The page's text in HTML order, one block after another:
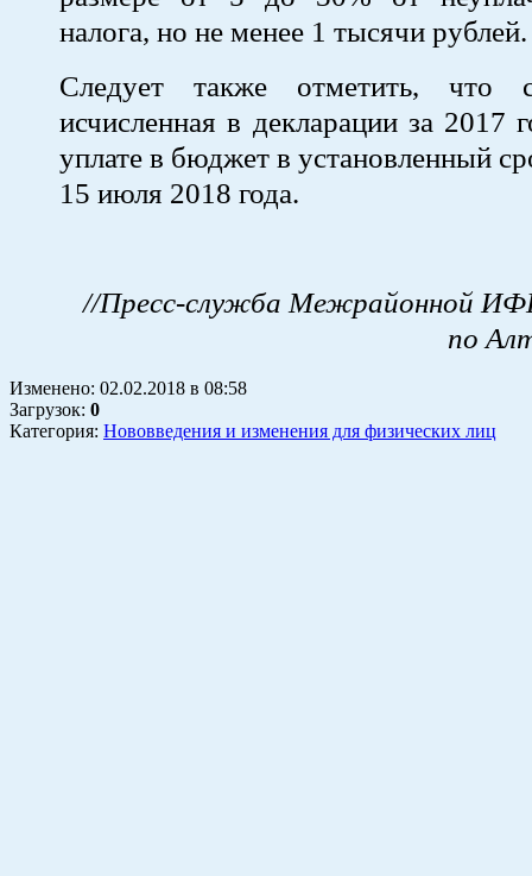
налога, но не менее 1 тысячи рублей.
Следует также отметить, что
исчисленная в декларации за 2017
уплате в бюджет в установленный
15 июля 2018 года.
//Пресс-служба Межрайонной
по
Изменено: 02.02.2018 в 08:58
Загрузок: 0
Категория: Нововведения и изменения для физических лиц